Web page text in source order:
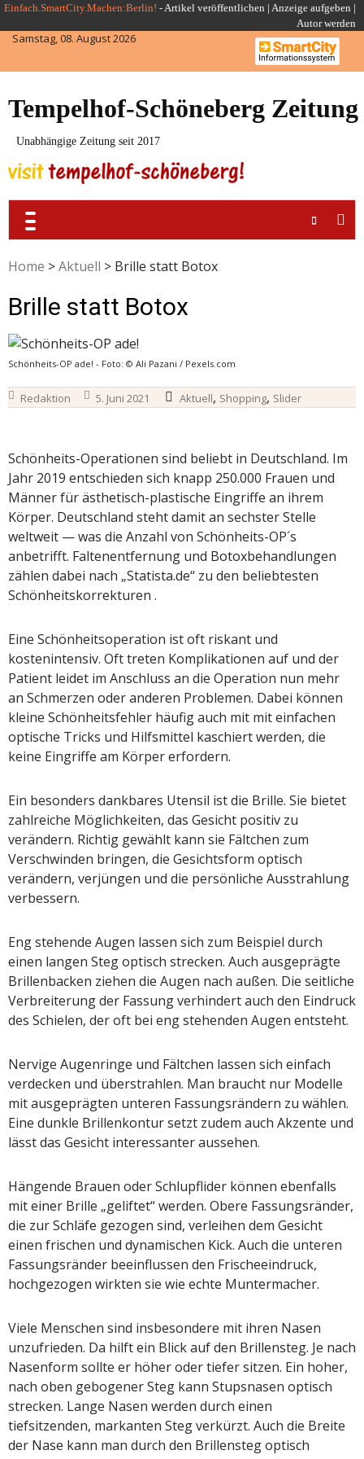
Skip
to
content
Einfach.SmartCity.Machen:Berlin! -Artikel veröffentlichen | Anzeige aufgeben |
Autor werden
Samstag, 08. August 2026
Tempelhof-Schöneberg Zeitung
Unabhängige Zeitung seit 2017
Home >Aktuell > Brille statt Botox
Brille statt Botox
Schönheits-OP ade! - Foto: © Ali Pazani / Pexels.com
Redaktion 5. Juni 2021 Aktuell, Shopping, Slider
Schönheits-Operationen sind beliebt in Deutschland. Im
Jahr 2019 entschieden sich knapp 250.000 Frauen und
Männer für ästhetisch-plastische Eingriffe an ihrem
Körper. Deutschland steht damit an sechster Stelle
weltweit — was die Anzahl von Schönheits-OP´s
anbetrifft. Faltenentfernung und Botoxbehandlungen
zählen dabei nach „Statista.de“ zu den beliebtesten
Schönheitskorrekturen .
Eine Schönheitsoperation ist oft riskant und
kostenintensiv. Oft treten Komplikationen auf und der
Patient leidet im Anschluss an die Operation nun mehr
an Schmerzen oder anderen Problemen. Dabei können
kleine Schönheitsfehler häufig auch mit mit einfachen
optische Tricks und Hilfsmittel kaschiert werden, die
keine Eingriffe am Körper erfordern.
Ein besonders dankbares Utensil ist die Brille. Sie bietet
zahlreiche Möglichkeiten, das Gesicht positiv zu
verändern. Richtig gewählt kann sie Fältchen zum
Verschwinden bringen, die Gesichtsform optisch
verändern, verjüngen und die persönliche Ausstrahlung
verbessern.
Eng stehende Augen lassen sich zum Beispiel durch
einen langen Steg optisch strecken. Auch ausgeprägte
Brillenbacken ziehen die Augen nach außen. Die seitliche
Verbreiterung der Fassung verhindert auch den Eindruck
des Schielen, der oft bei eng stehenden Augen entsteht.
Nervige Augenringe und Fältchen lassen sich einfach
verdecken und überstrahlen. Man braucht nur Modelle
mit ausgeprägten unteren Fassungsrändern zu wählen.
Eine dunkle Brillenkontur setzt zudem auch Akzente und
lässt das Gesicht interessanter aussehen.
Hängende Brauen oder Schlupflider können ebenfalls
mit einer Brille „geliftet“ werden. Obere Fassungsränder,
die zur Schläfe gezogen sind, verleihen dem Gesicht
einen frischen und dynamischen Kick. Auch die unteren
Fassungsränder beeinflussen den Frischeeindruck,
hochgezogen wirkten sie wie echte Muntermacher.
Viele Menschen sind insbesondere mit ihren Nasen
unzufrieden. Da hilft ein Blick auf den Brillensteg. Je nach
Nasenform sollte er höher oder tiefer sitzen. Ein hoher,
nach oben gebogener Steg kann Stupsnasen optisch
strecken. Lange Nasen werden durch einen
tiefsitzenden, markanten Steg verkürzt. Auch die Breite
der Nase kann man durch den Brillensteg optisch